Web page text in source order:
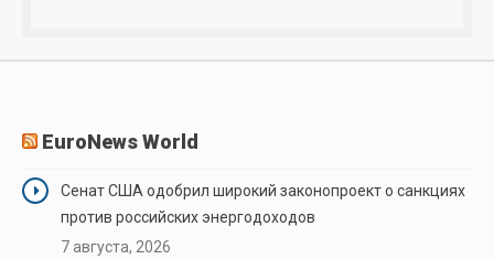
EuroNews World
Сенат США одобрил широкий законопроект о санкциях
против российских энергодоходов
7 августа, 2026